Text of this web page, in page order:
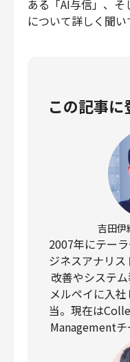
人事
セキュリティ・プラ
募
ある「AI与信」、そ
について詳しく聞い
この記事に
吉田伊
2007年にテー
ジネスアナリ
改善やシステ
メルペイに入
当。現在は
Managementチ